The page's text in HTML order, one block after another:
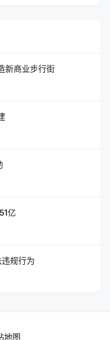
新商业步行街
亿
规行为
地图